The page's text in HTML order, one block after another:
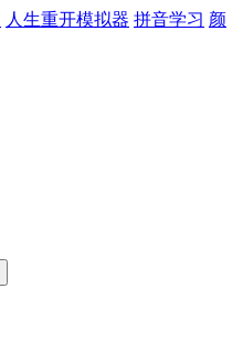
人生重开模拟器 拼音学习 颜